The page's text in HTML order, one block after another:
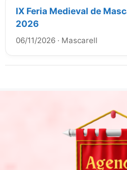
IX Feria Medieval de
2026
06/11/2026 · Mascarell